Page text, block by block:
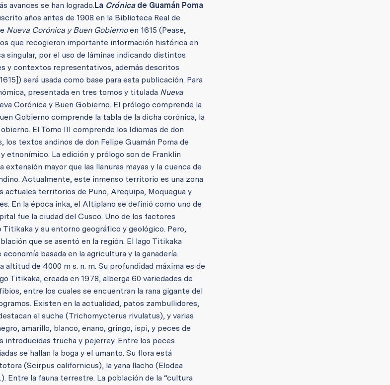
avances se han logrado.La Crónicade Guamán Poma
años antes de 1908 en la Biblioteca Real de
Nueva Corónica y Buen Gobiernoen 1615 (Pease,
que recogieron importante información histórica en
singular, por el uso de láminas indicando distintos
y contextos representativos, además descritos
será usada como base para esta publicación. Para
presentada en tres tomos y titulada Nueva
Corónica y Buen Gobierno. El prólogo comprende la
Gobierno comprende la tabla de la dicha corónica, la
El Tomo III comprende los Idiomas de don
los textos andinos de don Felipe Guamán Poma de
etnonímico. La edición y prólogo son de Franklin
mayor que las llanuras mayas y la cuenca de
Actualmente, este inmenso territorio es una zona
actuales territorios de Puno, Arequipa, Moquegua y
En la época inka, el Altiplano se definió como uno de
fue la ciudad del Cusco. Uno de los factores
y su entorno geográfico y geológico. Pero,
que se asentó en la región. El lago Titikaka
basada en la agricultura y la ganadería.
altitud de 4000 m s. n. m. Su profundidad máxima es de
Titikaka, creada en 1978, alberga 60 variedades de
entre los cuales se encuentran la rana gigante del
Existen en la actualidad, patos zambullidores,
el suche (Trichomycterus rivulatus), y varias
amarillo, blanco, enano, gringo, ispi, y peces de
introducidas trucha y pejerrey. Entre los peces
se hallan la boga y el umanto. Su flora está
(Scirpus californicus), la yana llacho (Elodea
Entre la fauna terrestre. La población de la “cultura